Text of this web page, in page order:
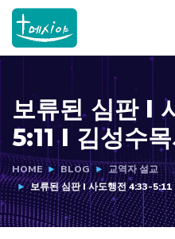
보류된 심판 I
5:11 I 김성수
HOME BLOG
교역자 설교
보류된 심판 I 사도행전 4:33-